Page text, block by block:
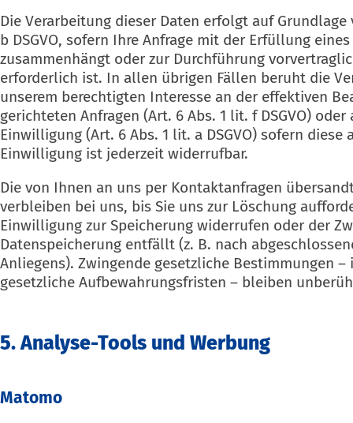
Die Verarbeitung dieser Daten erfolgt auf Grundlage
b DSGVO, sofern Ihre Anfrage mit der Erfüllung
zusammenhängt oder zur Durchführung
erforderlich ist. In allen übrigen Fällen beruht die
unserem berechtigten Interesse an der effektiven
gerichteten Anfragen (Art. 6 Abs. 1 lit. f DSGVO) oder
Einwilligung (Art. 6 Abs. 1 lit. a DSGVO) sofern diese
Einwilligung ist jederzeit widerrufbar.
Die von Ihnen an uns per Kontaktanfragen
verbleiben bei uns, bis Sie uns zur Löschung
Einwilligung zur Speicherung widerrufen oder der
Datenspeicherung entfällt (z. B. nach
Anliegens). Zwingende gesetzliche Bestimmungen –
gesetzliche Aufbewahrungsfristen – bleiben
5. Analyse-Tools und Werbung
Matomo